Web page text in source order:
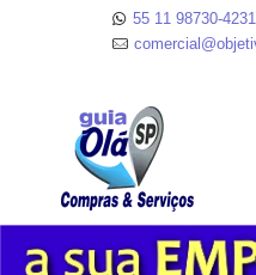
55 11 98730-4231